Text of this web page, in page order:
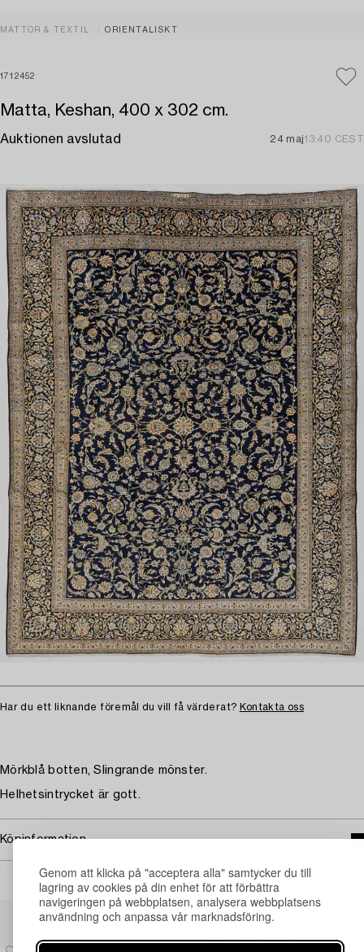
Genom att klicka på "acceptera alla" samtycker du till
lagring av cookies på din enhet för att förbättra
navigeringen på webbplatsen, analysera webbplatsens
användning och anpassa vår marknadsföring.
MATTOR & TEXTIL ORIENTALISKT
1712452
Matta, Keshan, 400 x 302 cm.
Auktionen avslutad 24 maj13:40 CEST
Har du ett liknande föremål du vill få värderat? Kontakta oss
Mörkblå botten, Slingrande mönster.
Helhetsintrycket är gott.
Köpinformation
Andra har även tittat på